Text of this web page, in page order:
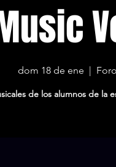
dom 18 de ene
  |
de los alumnos de la